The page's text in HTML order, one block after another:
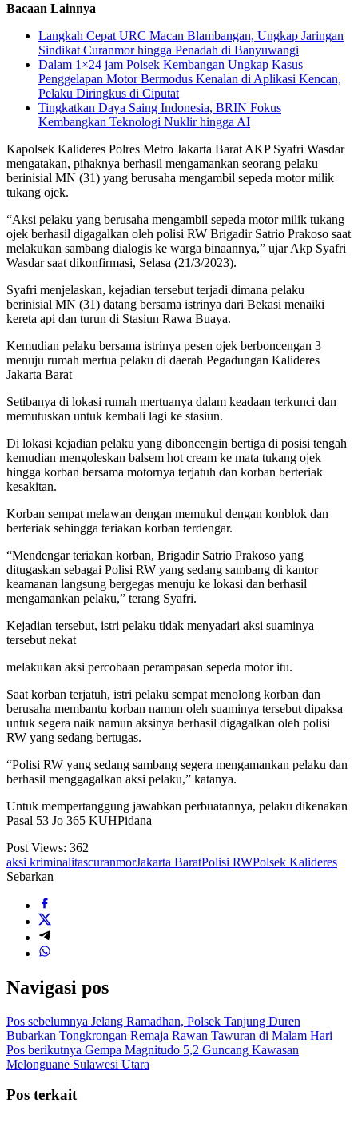
Bacaan Lainnya
Langkah Cepat URC Macan Blambangan, Ungkap Jaringan
Sindikat Curanmor hingga Penadah di Banyuwangi
Dalam 1×24 jam Polsek Kembangan Ungkap Kasus
Penggelapan Motor Bermodus Kenalan di Aplikasi Kencan,
Pelaku Diringkus di Ciputat
Tingkatkan Daya Saing Indonesia, BRIN Fokus
Kembangkan Teknologi Nuklir hingga AI
Kapolsek Kalideres Polres Metro Jakarta Barat AKP Syafri Wasdar
mengatakan, pihaknya berhasil mengamankan seorang pelaku
berinisial MN (31) yang berusaha mengambil sepeda motor milik
tukang ojek.
“Aksi pelaku yang berusaha mengambil sepeda motor milik tukang
ojek berhasil digagalkan oleh polisi RW Brigadir Satrio Prakoso saat
melakukan sambang dialogis ke warga binaannya,” ujar Akp Syafri
Wasdar saat dikonfirmasi, Selasa (21/3/2023).
Syafri menjelaskan, kejadian tersebut terjadi dimana pelaku
berinisial MN (31) datang bersama istrinya dari Bekasi menaiki
kereta api dan turun di Stasiun Rawa Buaya.
Kemudian pelaku bersama istrinya pesen ojek berboncengan 3
menuju rumah mertua pelaku di daerah Pegadungan Kalideres
Jakarta Barat
Setibanya di lokasi rumah mertuanya dalam keadaan terkunci dan
memutuskan untuk kembali lagi ke stasiun.
Di lokasi kejadian pelaku yang diboncengin bertiga di posisi tengah
kemudian mengoleskan balsem hot cream ke mata tukang ojek
hingga korban bersama motornya terjatuh dan korban berteriak
kesakitan.
Korban sempat melawan dengan memukul dengan konblok dan
berteriak sehingga teriakan korban terdengar.
“Mendengar teriakan korban, Brigadir Satrio Prakoso yang
ditugaskan sebagai Polisi RW yang sedang sambang di kantor
keamanan langsung bergegas menuju ke lokasi dan berhasil
mengamankan pelaku,” terang Syafri.
Kejadian tersebut, istri pelaku tidak menyadari aksi suaminya
tersebut nekat
melakukan aksi percobaan perampasan sepeda motor itu.
Saat korban terjatuh, istri pelaku sempat menolong korban dan
berusaha membantu korban namun oleh suaminya tersebut dipaksa
untuk segera naik namun aksinya berhasil digagalkan oleh polisi
RW yang sedang bertugas.
“Polisi RW yang sedang sambang segera mengamankan pelaku dan
berhasil menggagalkan aksi pelaku,” katanya.
Untuk mempertanggung jawabkan perbuatannya, pelaku dikenakan
Pasal 53 Jo 365 KUHPidana
Post Views: 362
aksi kriminalitascuranmorJakarta BaratPolisi RWPolsek Kalideres
Sebarkan
Navigasi pos
Pos sebelumnya Jelang Ramadhan, Polsek Tanjung Duren
Bubarkan Tongkrongan Remaja Rawan Tawuran di Malam Hari
Pos berikutnya Gempa Magnitudo 5,2 Guncang Kawasan
Melonguane Sulawesi Utara
Pos terkait